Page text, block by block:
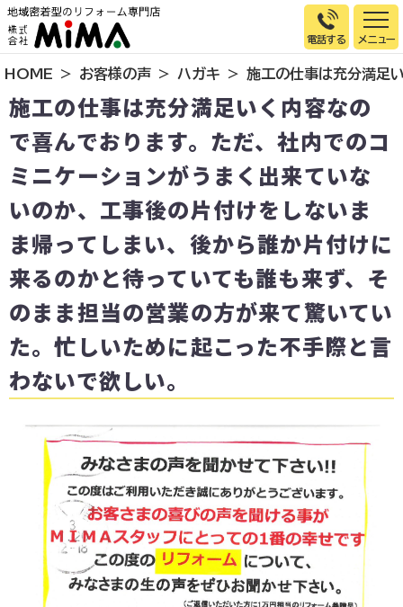
電話する
トップページ
選ばれる理由
施工事例
お客様の声
イベント情報
店舗＆モデルハウス紹介
スタッフ紹介
リフォームの流れ
お知らせ
会社概要
HOME お客様の声 ハガキ 施工の仕事は充分満足
施工の仕事は充分満足いく内容なの
で喜んでおります。ただ、社内でのコ
ミニケーションがうまく出来ていな
いのか、工事後の片付けをしないま
ま帰ってしまい、後から誰か片付けに
来るのかと待っていても誰も来ず、そ
のまま担当の営業の方が来て驚いてい
た。忙しいために起こった不手際と言
わないで欲しい。